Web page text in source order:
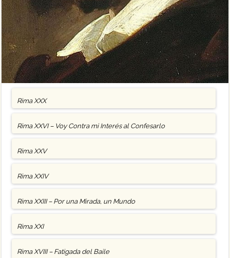
Rima XXX
Rima XXVI – Voy Contra mi Interés al Confesarlo
Rima XXV
Rima XXIV
Rima XXIII – Por una Mirada, un Mundo
Rima XXI
Rima XVIII – Fatigada del Baile